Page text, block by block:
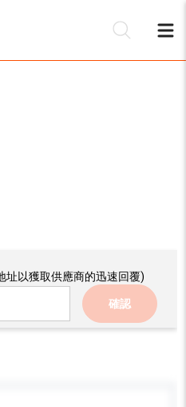
址以獲取供應商的迅速回覆)
確認